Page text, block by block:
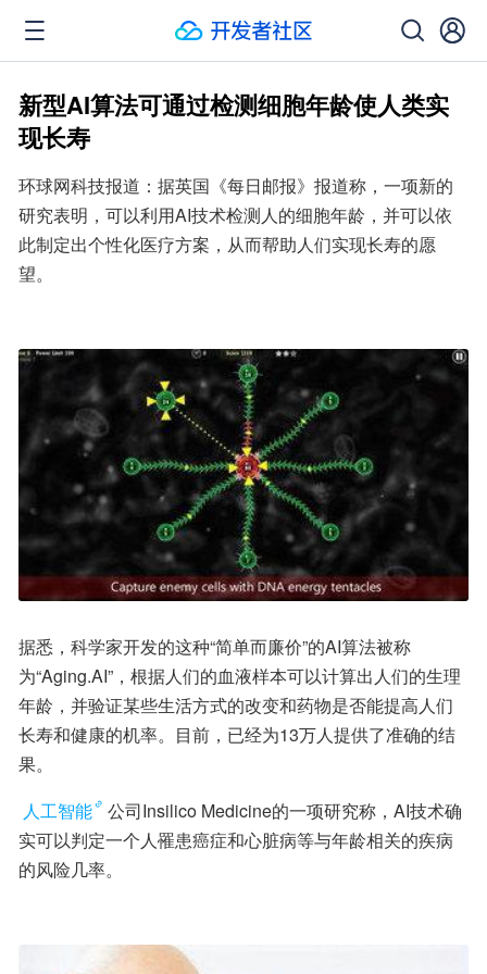
新型AI算法可通过检测细胞年龄使人类实
现长寿
环球网科技报道：据英国《每日邮报》报道称，一项新的
研究表明，可以利用AI技术检测人的细胞年龄，并可以依
此制定出个性化医疗方案，从而帮助人们实现长寿的愿
望。
据悉，科学家开发的这种“简单而廉价”的AI算法被称
为“Aging.AI”，根据人们的血液样本可以计算出人们的生理
年龄，并验证某些生活方式的改变和药物是否能提高人们
长寿和健康的机率。目前，已经为13万人提供了准确的结
果。
人工智能
公司Insilico Medicine的一项研究称，AI技术确
实可以判定一个人罹患癌症和心脏病等与年龄相关的疾病
的风险几率。